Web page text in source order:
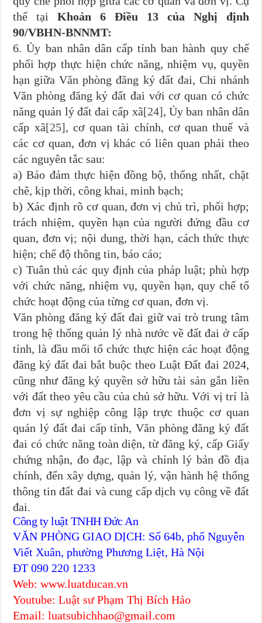
thể tại Khoản 6 Điều 13 của Nghị định
90/VBHN-BNNMT:
6. Ủy ban nhân dân cấp tỉnh ban hành quy chế
phối hợp thực hiện chức năng, nhiệm vụ, quyền
hạn giữa Văn phòng đăng ký đất đai, Chi nhánh
Văn phòng đăng ký đất đai với cơ quan có chức
năng quản lý đất đai cấp xã[24], Ủy ban nhân dân
cấp xã[25], cơ quan tài chính, cơ quan thuế và
các cơ quan, đơn vị khác có liên quan phải theo
các nguyên tắc sau:
a) Bảo đảm thực hiện đồng bộ, thống nhất, chặt
chẽ, kịp thời, công khai, minh bạch;
b) Xác định rõ cơ quan, đơn vị chủ trì, phối hợp;
trách nhiệm, quyền hạn của người đứng đầu cơ
quan, đơn vị; nội dung, thời hạn, cách thức thực
hiện; chế độ thông tin, báo cáo;
c) Tuân thủ các quy định của pháp luật; phù hợp
với chức năng, nhiệm vụ, quyền hạn, quy chế tổ
chức hoạt động của từng cơ quan, đơn vị.
Văn phòng đăng ký đất đai giữ vai trò trung tâm
trong hệ thống quản lý nhà nước về đất đai ở cấp
tỉnh, là đầu mối tổ chức thực hiện các hoạt động
đăng ký đất đai bắt buộc theo Luật Đất đai 2024,
cũng như đăng ký quyền sở hữu tài sản gắn liền
với đất theo yêu cầu của chủ sở hữu. Với vị trí là
đơn vị sự nghiệp công lập trực thuộc cơ quan
quản lý đất đai cấp tỉnh, Văn phòng đăng ký đất
đai có chức năng toàn diện, từ đăng ký, cấp Giấy
chứng nhận, đo đạc, lập và chỉnh lý bản đồ địa
chính, đến xây dựng, quản lý, vận hành hệ thống
thông tin đất đai và cung cấp dịch vụ công về đất
đai.
Công ty luật TNHH Đức An
VĂN PHÒNG GIAO DỊCH: Số 64b, phố Nguyễn
Viết Xuân, phường Phương Liệt, Hà Nội
ĐT 090 220 1233
Web: www.luatducan.vn
Youtube: Luật sư Phạm Thị Bích Hảo
Email: luatsubichhao@gmail.com